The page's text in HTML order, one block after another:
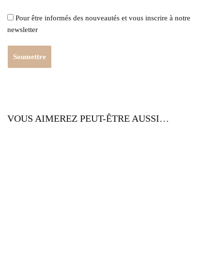
Pour être informés des nouveautés et vous inscrire à notre
newsletter
VOUS AIMEREZ PEUT-ÊTRE AUSSI…